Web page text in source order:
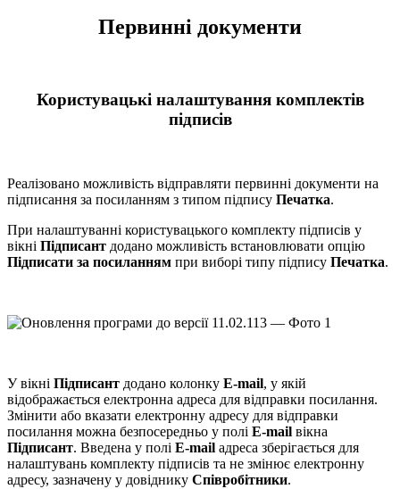
Первинні документи
Користувацькі налаштування комплектів
підписів
Реалізовано можливість відправляти первинні документи на
підписання за посиланням з типом підпису Печатка.
При налаштуванні користувацького комплекту підписів у
вікні Підписант додано можливість встановлювати опцію
Підписати за посиланням при виборі типу підпису Печатка.
У вікні Підписант додано колонку E-mail, у якій
відображається електронна адреса для відправки посилання.
Змінити або вказати електронну адресу для відправки
посилання можна безпосередньо у полі E-mail вікна
Підписант. Введена у полі E-mail адреса зберігається для
налаштувань комплекту підписів та не змінює електронну
адресу, зазначену у довіднику Співробітники.